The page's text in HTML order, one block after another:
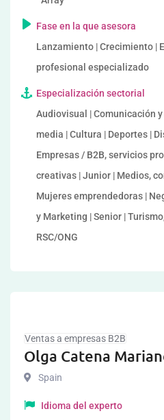
Fase en la que asesora
Lanzamiento | Crecimiento |
profesional especializado
Especialización sectorial
Audiovisual | Comunicación
media | Cultura | Deportes |
Empresas / B2B, servicios
creativas | Junior | Medios,
Mujeres emprendedoras |
y Marketing | Senior |
RSC/ONG
Ventas a empresas B2B
Olga Catena
Spain
Idioma del experto